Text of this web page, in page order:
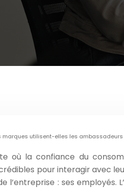
marques utilisent-elles les ambassadeurs
où la confiance du
pour interagir avec
l’entreprise : ses employés.